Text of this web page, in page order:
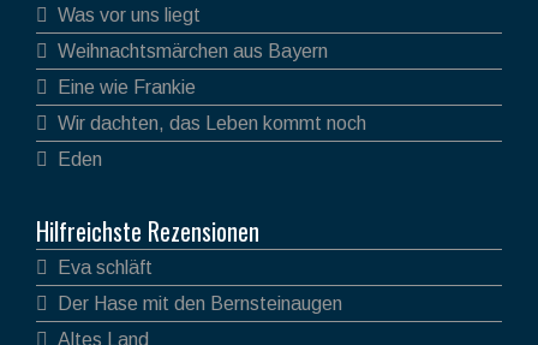
Was vor uns liegt
Weihnachtsmärchen aus Bayern
Eine wie Frankie
Wir dachten, das Leben kommt noch
Eden
Hilfreichste Rezensionen
Eva schläft
Der Hase mit den Bernsteinaugen
Altes Land